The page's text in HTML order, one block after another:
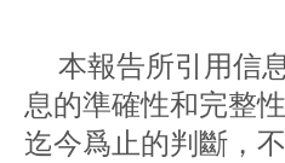
本報告所引用信
息的準確性和完整
迄今爲止的判斷，